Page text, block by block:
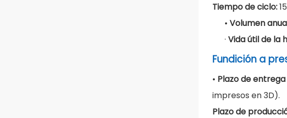
Tiempo de ciclo:
•Volumen
·Vida útil de la
Fundición a
• Plazo de
impresos en 3D).
Plazo de